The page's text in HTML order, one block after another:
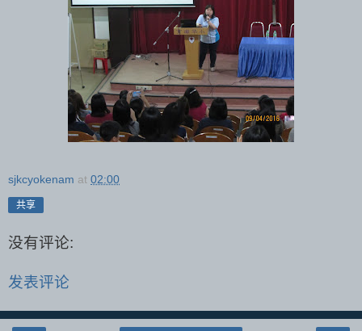
sjkcyokenam at 02:00
共享
没有评论:
发表评论